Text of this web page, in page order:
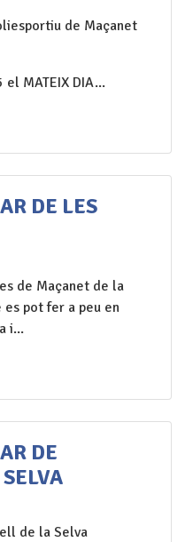
de Maçanet
el MATEIX DIA...
DE LES
de Maçanet de la
pot fer a peu en
i...
DE
de la Selva